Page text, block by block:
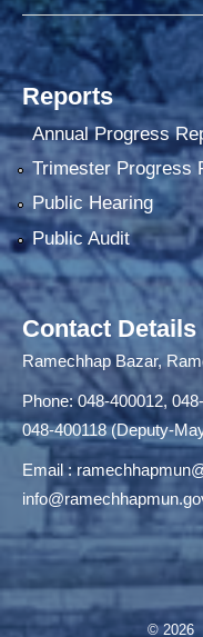
Reports
Annual Progress
Trimester Progress
Public Hearing
Public Audit
Contact Details
Ramechhap Bazar,
Phone: 048-400012,
048-400118 (Deputy-
Email :
© 2026